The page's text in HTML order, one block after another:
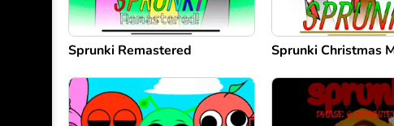
Sprunki Remastered Sprunki Christmas